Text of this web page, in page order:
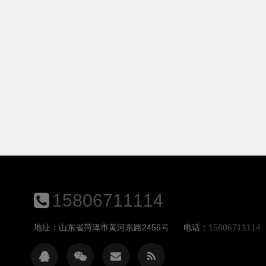
15806711114
地址：山东省菏泽市黄河东路2456号 电话： 15806711114